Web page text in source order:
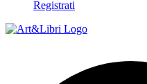
Registrati